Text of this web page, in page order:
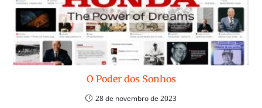
O Poder dos Sonhos
28 de novembro de 2023